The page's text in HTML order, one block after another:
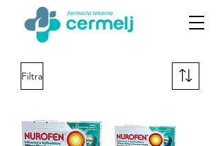
Filtra